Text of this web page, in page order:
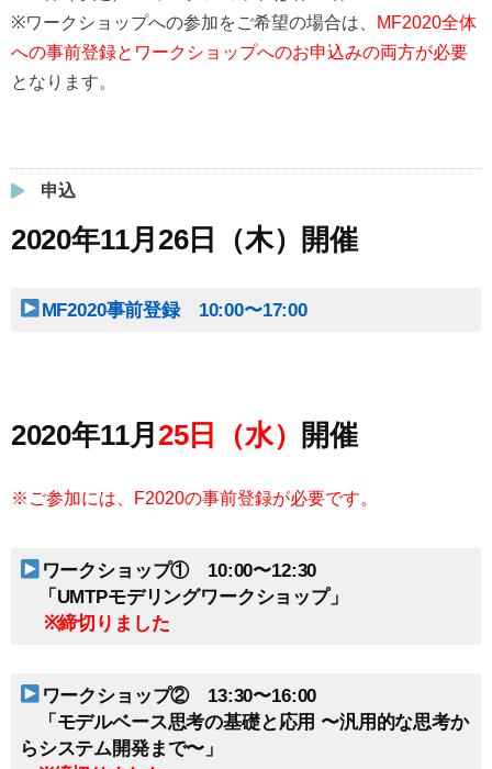
※ワークショップへの参加をご希望の場合は、
MF2020全体
への事前登録とワークショップへのお申込みの両方が必要
となります。
申込
2020年11月26日（木）開催
MF2020事前登録 10:00〜17:00
2020年11月 25日（水） 開催
※ご参加には、F2020の事前登録が必要です。
ワークショップ① 10:00〜12:30
「UMTPモデリングワークショップ」
※締切りました
ワークショップ② 13:30〜16:00
「モデルベース思考の基礎と応用 〜汎用的な思考か
らシステム開発まで〜」